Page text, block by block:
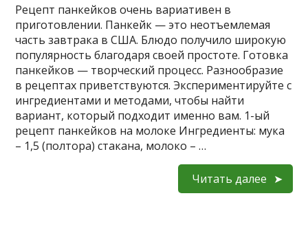
Рецепт панкейков очень вариативен в
приготовлении. Панкейк — это неотъемлемая
часть завтрака в США. Блюдо получило широкую
популярность благодаря своей простоте. Готовка
панкейков — творческий процесс. Разнообразие
в рецептах приветствуются. Экспериментируйте с
ингредиентами и методами, чтобы найти
вариант, который подходит именно вам. 1-ый
рецепт панкейков на молоке Ингредиенты: мука
– 1,5 (полтора) стакана, молоко – …
Читать далее